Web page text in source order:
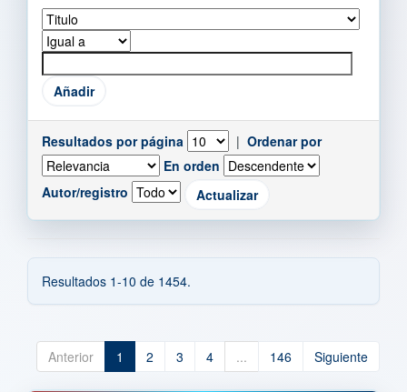
Resultados por página | Ordenar por
En orden
Autor/registro
Resultados 1-10 de 1454.
Anterior 1 2 3 4 ... 146 Siguiente